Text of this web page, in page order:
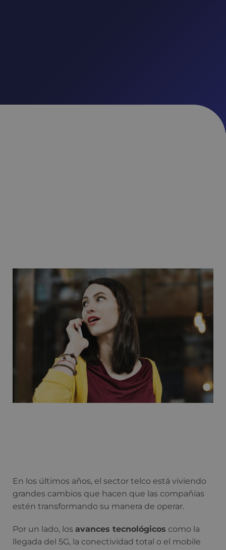
En los últimos años, el sector telco está viviendo
grandes cambios que hacen que las compañías
estén transformando su manera de operar.
Por un lado, los avances tecnológicos como la
llegada del 5G, la conectividad total o el mobile